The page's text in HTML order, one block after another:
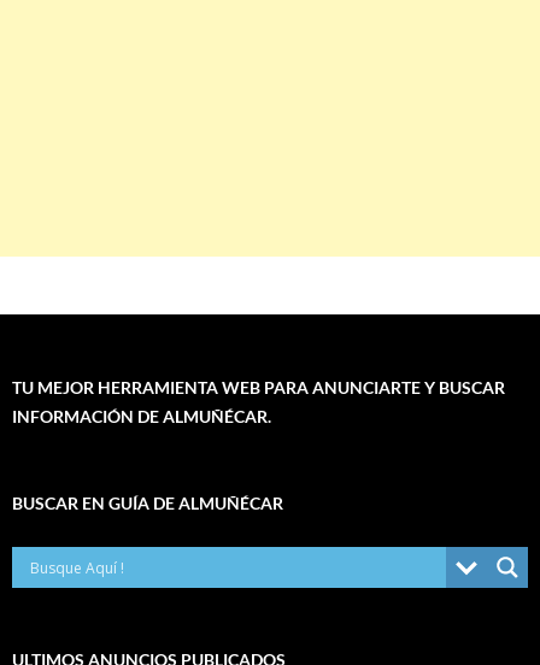
TU MEJOR HERRAMIENTA WEB PARA ANUNCIARTE Y BUSCAR
INFORMACIÓN DE ALMUÑÉCAR.
BUSCAR EN GUÍA DE ALMUÑÉCAR
ULTIMOS ANUNCIOS PUBLICADOS